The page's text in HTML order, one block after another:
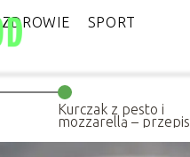
ZDROWIE SPORT
Kurczak z pesto i
mozzarellą – przepis